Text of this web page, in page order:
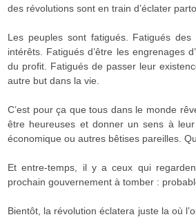
des révolutions sont en train d’éclater
Les peuples sont fatigués. Fatigués
intérêts. Fatigués d’être les engrenages
du profit. Fatigués de passer leur
autre but dans la vie.
C’est pour ça que tous dans le monde
être heureuses et donner un sens à
économique ou autres bêtises pareilles.
Et entre-temps, il y a ceux qui
prochain gouvernement à tomber :
Bientôt, la révolution éclatera juste la où